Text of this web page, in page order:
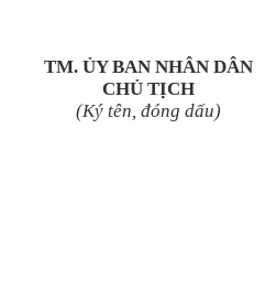
TM. ỦY BAN NHÂN DÂN
CHỦ TỊCH
(Ký tên, đóng dấu)